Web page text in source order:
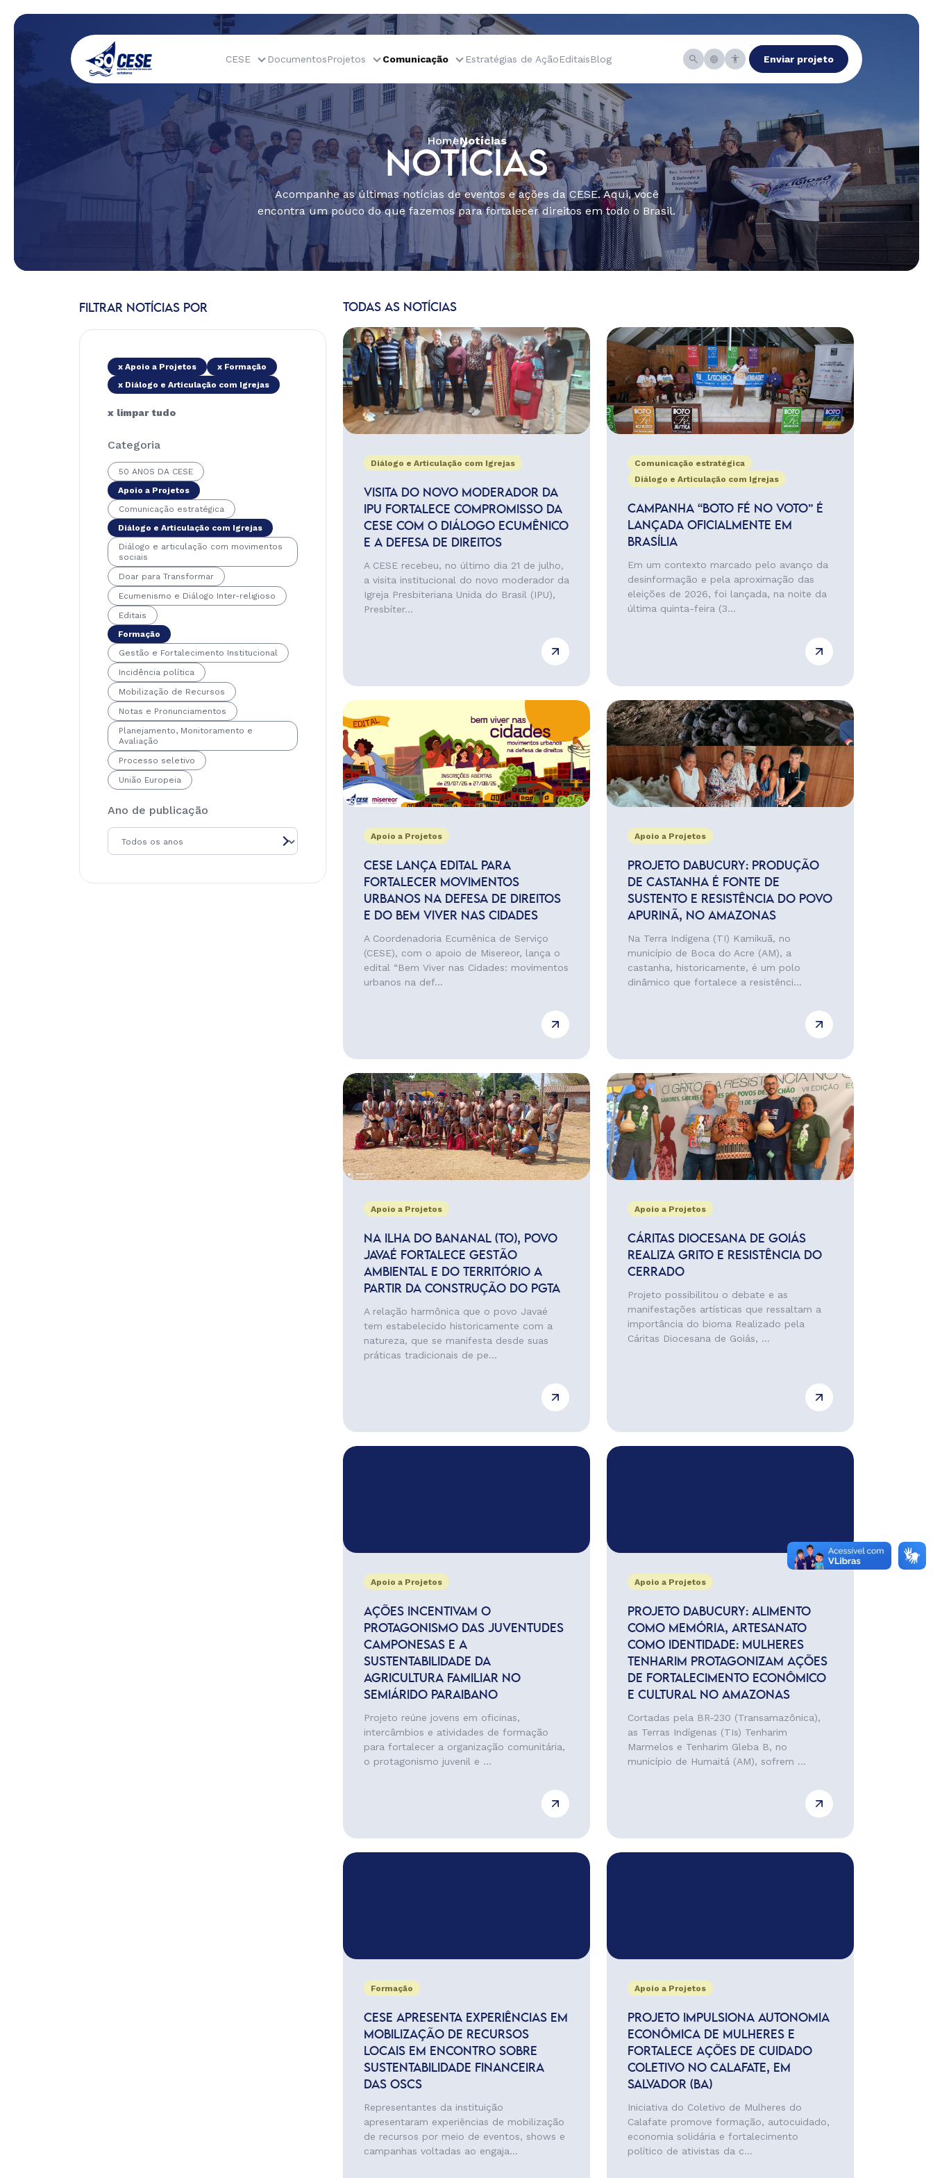
CESE DocumentosProjetos Comunicação Estratégias de AçãoEditaisBlog Enviar projeto
HomeNotícias
NOTÍCIAS
Acompanhe as últimas notícias de eventos e ações da CESE. Aqui, você
encontra um pouco do que fazemos para fortalecer direitos em todo o Brasil.
FILTRAR NOTÍCIAS POR
x Apoio a Projetos
x Formação
x Diálogo e Articulação com Igrejas
x limpar tudo
Categoria
50 ANOS DA CESE
Apoio a Projetos
Comunicação estratégica
Diálogo e Articulação com Igrejas
Diálogo e articulação com movimentos
sociais
Doar para Transformar
Ecumenismo e Diálogo Inter-religioso
Editais
Formação
Gestão e Fortalecimento Institucional
Incidência política
Mobilização de Recursos
Notas e Pronunciamentos
Planejamento, Monitoramento e
Avaliação
Processo seletivo
União Europeia
Ano de publicação
TODAS AS NOTÍCIAS
Diálogo e Articulação com Igrejas
VISITA DO NOVO MODERADOR DA
IPU FORTALECE COMPROMISSO DA
CESE COM O DIÁLOGO ECUMÊNICO
E A DEFESA DE DIREITOS
A CESE recebeu, no último dia 21 de julho,
a visita institucional do novo moderador da
Igreja Presbiteriana Unida do Brasil (IPU),
Presbíter...
Comunicação estratégica
Diálogo e Articulação com Igrejas
CAMPANHA “BOTO FÉ NO VOTO” É
LANÇADA OFICIALMENTE EM
BRASÍLIA
Em um contexto marcado pelo avanço da
desinformação e pela aproximação das
eleições de 2026, foi lançada, na noite da
última quinta-feira (3...
Apoio a Projetos
CESE LANÇA EDITAL PARA
FORTALECER MOVIMENTOS
URBANOS NA DEFESA DE DIREITOS
E DO BEM VIVER NAS CIDADES
A Coordenadoria Ecumênica de Serviço
(CESE), com o apoio de Misereor, lança o
edital “Bem Viver nas Cidades: movimentos
urbanos na def...
Apoio a Projetos
PROJETO DABUCURY: PRODUÇÃO
DE CASTANHA É FONTE DE
SUSTENTO E RESISTÊNCIA DO POVO
APURINÃ, NO AMAZONAS
Na Terra Indígena (TI) Kamikuã, no
município de Boca do Acre (AM), a
castanha, historicamente, é um polo
dinâmico que fortalece a resistênci...
Apoio a Projetos
NA ILHA DO BANANAL (TO), POVO
JAVAÉ FORTALECE GESTÃO
AMBIENTAL E DO TERRITÓRIO A
PARTIR DA CONSTRUÇÃO DO PGTA
A relação harmônica que o povo Javaé
tem estabelecido historicamente com a
natureza, que se manifesta desde suas
práticas tradicionais de pe...
Apoio a Projetos
CÁRITAS DIOCESANA DE GOIÁS
REALIZA GRITO E RESISTÊNCIA DO
CERRADO
Projeto possibilitou o debate e as
manifestações artísticas que ressaltam a
importância do bioma Realizado pela
Cáritas Diocesana de Goiás, ...
Apoio a Projetos
AÇÕES INCENTIVAM O
PROTAGONISMO DAS JUVENTUDES
CAMPONESAS E A
SUSTENTABILIDADE DA
AGRICULTURA FAMILIAR NO
SEMIÁRIDO PARAIBANO
Projeto reúne jovens em oficinas,
intercâmbios e atividades de formação
para fortalecer a organização comunitária,
o protagonismo juvenil e ...
Apoio a Projetos
PROJETO DABUCURY: ALIMENTO
COMO MEMÓRIA, ARTESANATO
COMO IDENTIDADE: MULHERES
TENHARIM PROTAGONIZAM AÇÕES
DE FORTALECIMENTO ECONÔMICO
E CULTURAL NO AMAZONAS
Cortadas pela BR-230 (Transamazônica),
as Terras Indígenas (TIs) Tenharim
Marmelos e Tenharim Gleba B, no
município de Humaitá (AM), sofrem ...
Formação
CESE APRESENTA EXPERIÊNCIAS EM
MOBILIZAÇÃO DE RECURSOS
LOCAIS EM ENCONTRO SOBRE
SUSTENTABILIDADE FINANCEIRA
DAS OSCS
Representantes da instituição
apresentaram experiências de mobilização
de recursos por meio de eventos, shows e
campanhas voltadas ao engaja...
Apoio a Projetos
PROJETO IMPULSIONA AUTONOMIA
ECONÔMICA DE MULHERES E
FORTALECE AÇÕES DE CUIDADO
COLETIVO NO CALAFATE, EM
SALVADOR (BA)
Iniciativa do Coletivo de Mulheres do
Calafate promove formação, autocuidado,
economia solidária e fortalecimento
político de ativistas da c...